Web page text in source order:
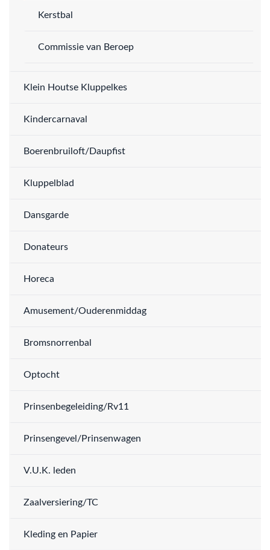
Kerstbal
Commissie van Beroep
Klein Houtse Kluppelkes
Kindercarnaval
Boerenbruiloft/Daupfist
Kluppelblad
Dansgarde
Donateurs
Horeca
Amusement/Ouderenmiddag
Bromsnorrenbal
Optocht
Prinsenbegeleiding/Rv11
Prinsengevel/Prinsenwagen
V.U.K. leden
Zaalversiering/TC
Kleding en Papier